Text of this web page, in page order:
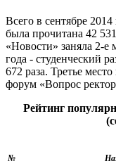
Всего в сентябре
была прочитана 42
«Новости» заняла 2-е
года - студенческий
672 раза. Третье
форум «Вопрос
Рейтинг
№